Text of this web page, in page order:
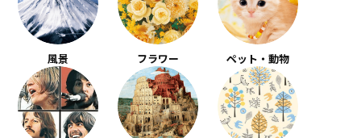
風景 フラワー ペット・動物